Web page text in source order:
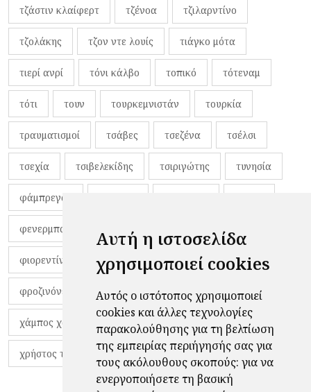
Αυτή η ιστοσελίδα
χρησιμοποιεί cookies
Αυτός ο ιστότοπος χρησιμοποιεί
cookies και άλλες τεχνολογίες
παρακολούθησης για τη βελτίωση
της εμπειρίας περιήγησής σας για
τους ακόλουθους σκοπούς: για να
ενεργοποιήσετε τη βασική
τζάστιν κλαίφερτ τζένοα τζιλαρντίνο
τζολάκης τζον ντε λουίς τιάγκο μότα
τιερί ανρί τόνι κάλβο τοπικό τότεναμ
τότι τουν τουρκεμνιστάν τουρκία
τραυματισμοί τσάβες τσεζένα τσέλσι
τσεχία τσιβελεκίδης τσιριγώτης τυνησία
φάμπρεγας
φενερμπαχτσέ φερνάντο τόρες φίλαθλοι
φιορεντίνα φιρμίνο φρανκ ντε μπουρ
φροζινόνε φωκικός χαβίτο
χάμπος χαραλάμπους χάρι πότερ
χρήστος τζόλης